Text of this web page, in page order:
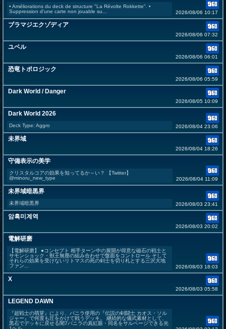
• Améliorations du deck de structure "La Révolte Rokkette". •
Suppression d'une carte non jouable su...
2026/08/06 10:17
ブラマジエクゾディア
2026/08/06 07:32
ユベル
2026/08/06 06:01
恐竜トポロジック
2026/08/06 05:59
Dark World / Danger
2026/08/05 10:09
Dark World 2026
Deck Type: Aggro 2026/08/04 23:06
未界域
2026/08/04 18:26
守備表示の美学
クリスタルコアの効果を知ってるか～い？ 【Twitter】
@minoru_new_type
2026/08/04 11:09
未界域暗黒界
未界域暗黒界 2026/08/03 23:41
암흑미계역
2026/08/03 20:02
電解研磨
【電解研磨】 ●コンセプト 相手ターン中の展開が得意な磁石の戦士と
サモンショック・獣王無塵の組み合わせで盤面をコントロール そして
それらの効果を受けないリトマスの死の剣士を切り札とする三沢大地
ファン...
2026/08/03 18:03
X
2026/08/03 05:58
LEGEND DAWN
『超戦士の萌芽』により、バニラ使用の『伝説の剣闘士 カオス・ソル
ジャー』で何度も圧をかけて戦うデッキ。 継続的な儀式素材として、
黒石でデッキに戻せる闇7バニラの真紅眼・同名をサルベージできる光